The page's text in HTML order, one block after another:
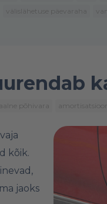
välislähetuse päevaraha
põhivara amortisatsioon
kõik.
jaoks